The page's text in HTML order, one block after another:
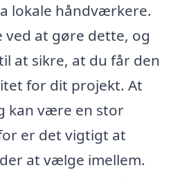
lokale håndværkere.
ved at gøre dette, og
at sikre, at du får den
for dit projekt. At
kan være en stor
er det vigtigt at
at vælge imellem.